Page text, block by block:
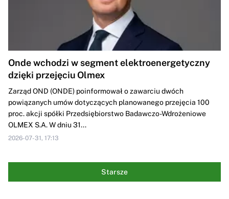
Onde wchodzi w segment elektroenergetyczny
dzięki przejęciu Olmex
Zarząd OND (ONDE) poinformował o zawarciu dwóch
powiązanych umów dotyczących planowanego przejęcia 100
proc. akcji spółki Przedsiębiorstwo Badawczo-Wdrożeniowe
OLMEX S.A. W dniu 31...
2026-07-31, 17:13
Starsze